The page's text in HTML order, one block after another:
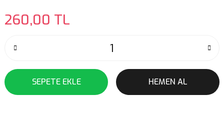
260,00 TL
SEPETE EKLE HEMEN AL